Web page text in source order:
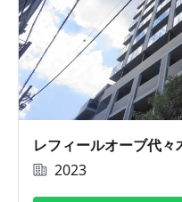
レフィールオーブ代々
2023